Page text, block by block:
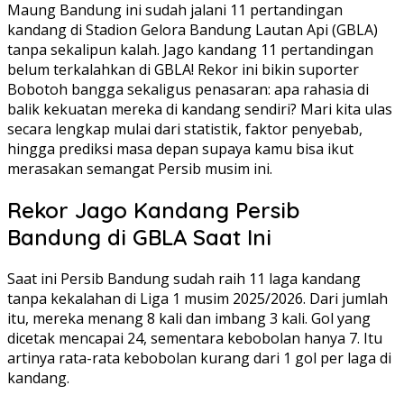
Maung Bandung ini sudah jalani 11 pertandingan
kandang di Stadion Gelora Bandung Lautan Api (GBLA)
tanpa sekalipun kalah. Jago kandang 11 pertandingan
belum terkalahkan di GBLA! Rekor ini bikin suporter
Bobotoh bangga sekaligus penasaran: apa rahasia di
balik kekuatan mereka di kandang sendiri? Mari kita ulas
secara lengkap mulai dari statistik, faktor penyebab,
hingga prediksi masa depan supaya kamu bisa ikut
merasakan semangat Persib musim ini.
Rekor Jago Kandang Persib
Bandung di GBLA Saat Ini
Saat ini Persib Bandung sudah raih 11 laga kandang
tanpa kekalahan di Liga 1 musim 2025/2026. Dari jumlah
itu, mereka menang 8 kali dan imbang 3 kali. Gol yang
dicetak mencapai 24, sementara kebobolan hanya 7. Itu
artinya rata-rata kebobolan kurang dari 1 gol per laga di
kandang.